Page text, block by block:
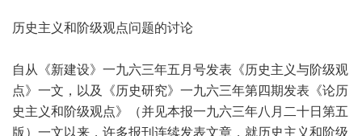
历史主义和阶级观点问题的讨论
自从《新建设》一九六三年五月号发表《历史主义与阶级观
点》一文，以及《历史研究》一九六三年第四期发表《论历
史主义和阶级观点》（并见本报一九六三年八月二十日第五
版）一文以来，许多报刊连续发表文章，就历史主义和阶级